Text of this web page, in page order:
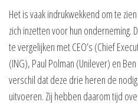
Het is vaak indrukwekkend om te
zich inzetten voor hun
te vergelijken met CEO’s (Chief
(ING), Paul Polman (Unilever) en
verschil dat deze drie heren de
uitvoeren. Zij hebben daarom tijd